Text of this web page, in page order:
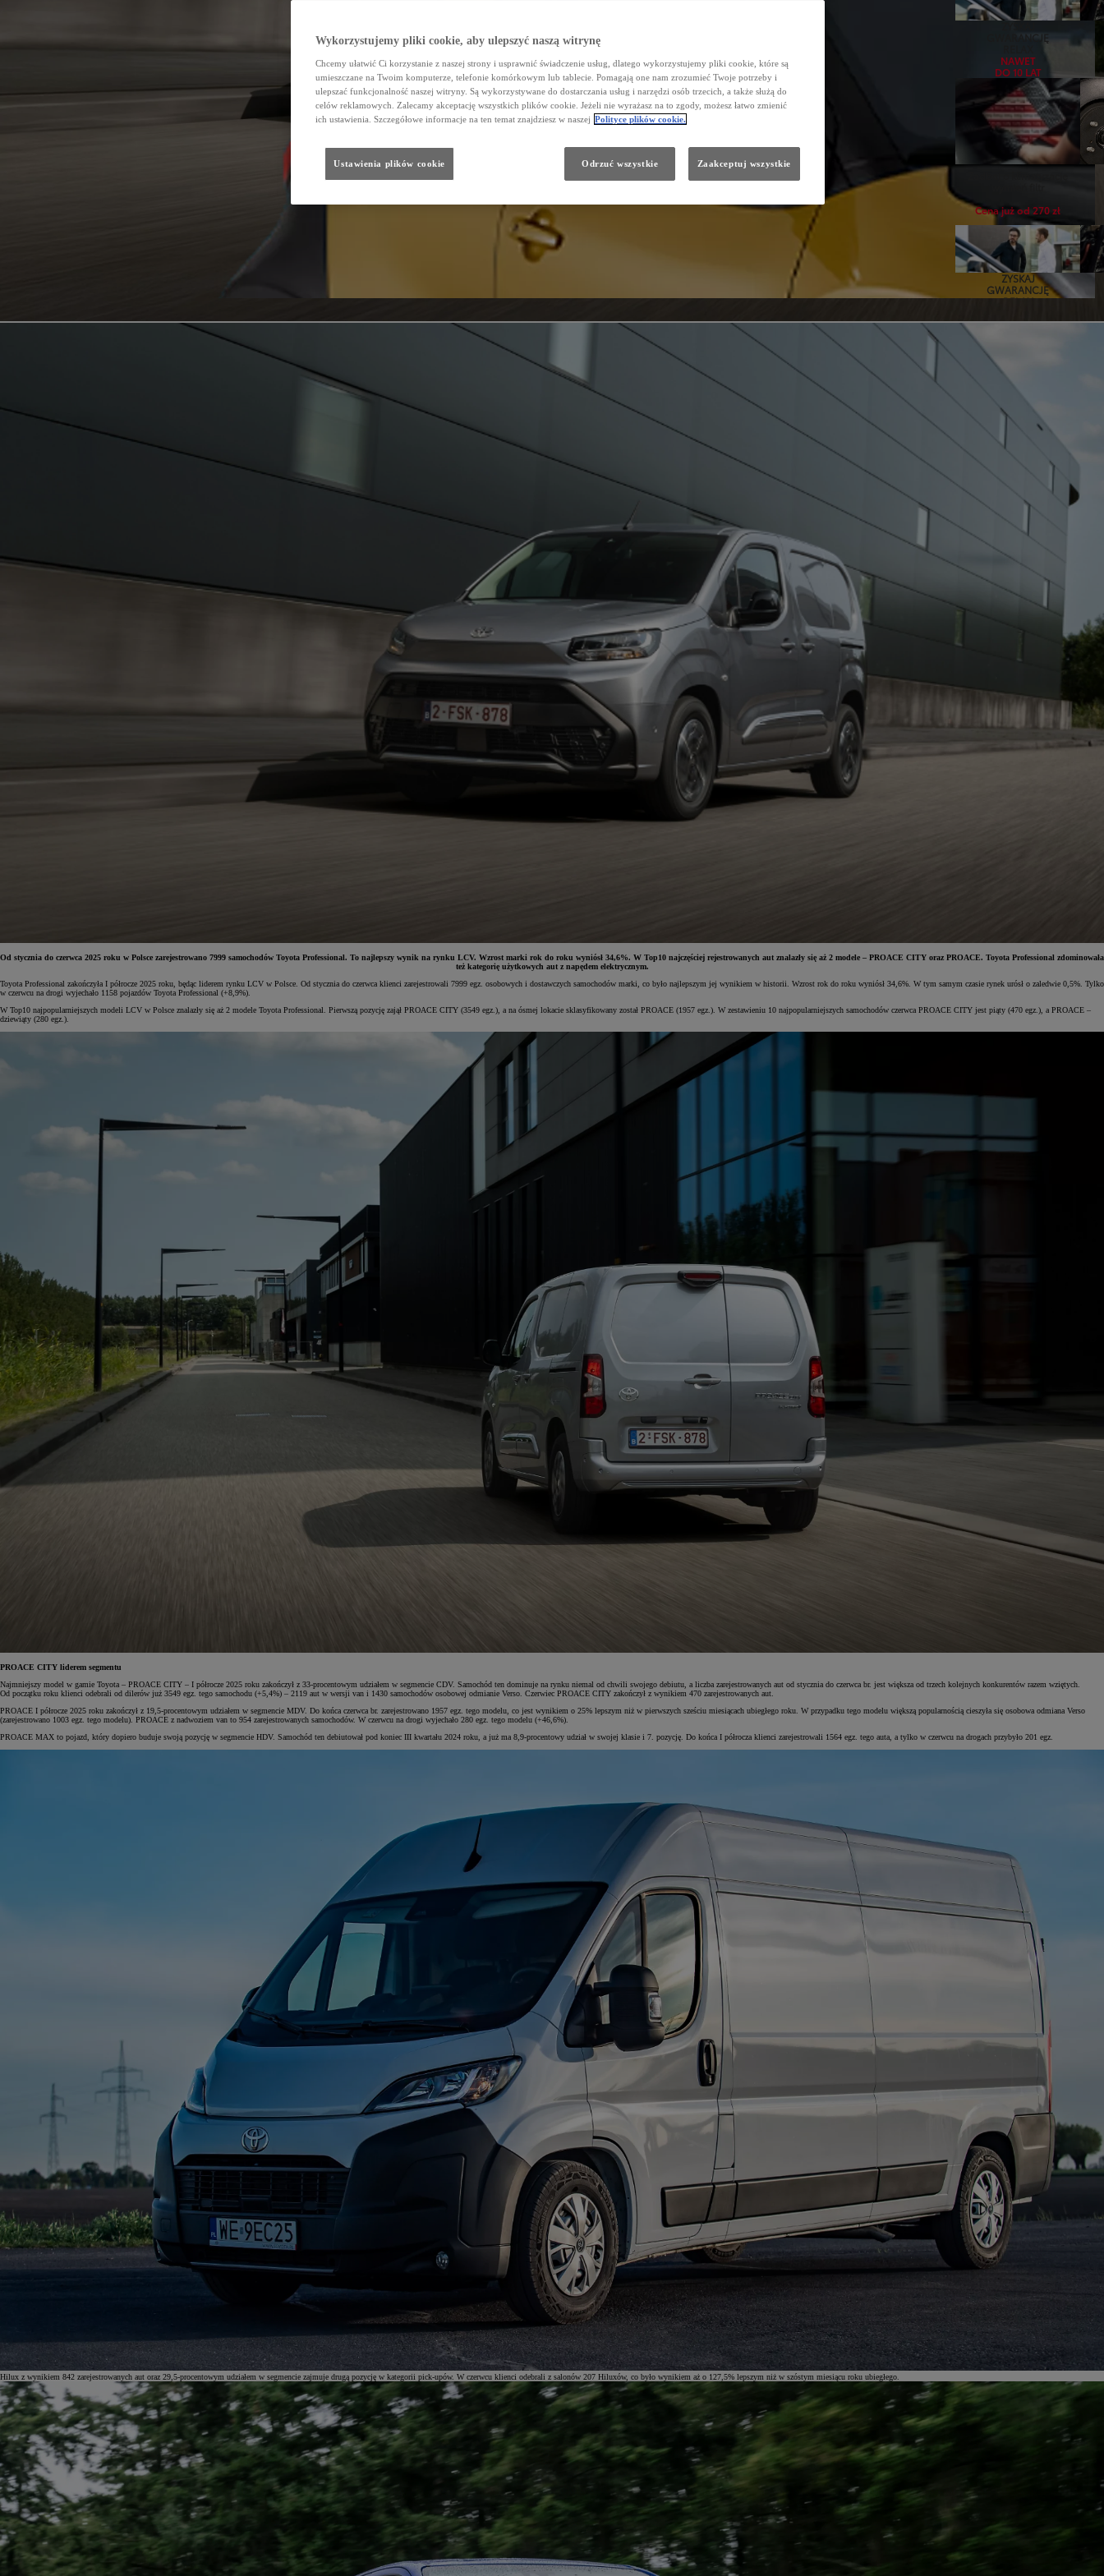
Od81 900 zł
Yaris Cross
HYBRID
GWARANCJĘ
NAWET
DO 10 LAT
Cena już od 270 zł
ZYSKAJ
GWARANCJĘ
RELAX
DO 10 LAT
Zadbaj o klimatyzację
Cena już od 270 zł
ZYSKAJ
RELAX
NAWET
wymień filtr
Od stycznia do czerwca 2025 roku w Polsce zarejestrowano 7999 samochodów Toyota Professional. To najlepszy wynik na rynku LCV. Wzrost marki rok do roku wyniósł 34,6%. W Top10 najczęściej rejestrowanych aut znalazły się aż 2 modele – PROACE CITY oraz PROACE. Toyota Professional zdominowała
też kategorię użytkowych aut z napędem elektrycznym.
Toyota Professional zakończyła I półrocze 2025 roku, będąc liderem rynku LCV w Polsce. Od stycznia do czerwca klienci zarejestrowali 7999 egz. osobowych i dostawczych samochodów marki, co było najlepszym jej wynikiem w historii. Wzrost rok do roku wyniósł 34,6%. W tym samym czasie rynek urósł o zaledwie 0,5%. Tylko
w czerwcu na drogi wyjechało 1158 pojazdów Toyota Professional (+8,9%).
W Top10 najpopularniejszych modeli LCV w Polsce znalazły się aż 2 modele Toyota Professional. Pierwszą pozycję zajął PROACE CITY (3549 egz.), a na ósmej lokacie sklasyfikowany został PROACE (1957 egz.). W zestawieniu 10 najpopularniejszych samochodów czerwca PROACE CITY jest piąty (470 egz.), a PROACE –
dziewiąty (280 egz.).
PROACE CITY liderem segmentu
Najmniejszy model w gamie Toyota – PROACE CITY – I półrocze 2025 roku zakończył z 33-procentowym udziałem w segmencie CDV. Samochód ten dominuje na rynku niemal od chwili swojego debiutu, a liczba zarejestrowanych aut od stycznia do czerwca br. jest większa od trzech kolejnych konkurentów razem wziętych.
Od początku roku klienci odebrali od dilerów już 3549 egz. tego samochodu (+5,4%) – 2119 aut w wersji van i 1430 samochodów osobowej odmianie Verso. Czerwiec PROACE CITY zakończył z wynikiem 470 zarejestrowanych aut.
PROACE I półrocze 2025 roku zakończył z 19,5-procentowym udziałem w segmencie MDV. Do końca czerwca br. zarejestrowano 1957 egz. tego modelu, co jest wynikiem o 25% lepszym niż w pierwszych sześciu miesiącach ubiegłego roku. W przypadku tego modelu większą popularnością cieszyła się osobowa odmiana Verso
(zarejestrowano 1003 egz. tego modelu). PROACE z nadwoziem van to 954 zarejestrowanych samochodów. W czerwcu na drogi wyjechało 280 egz. tego modelu (+46,6%).
PROACE MAX to pojazd, który dopiero buduje swoją pozycję w segmencie HDV. Samochód ten debiutował pod koniec III kwartału 2024 roku, a już ma 8,9-procentowy udział w swojej klasie i 7. pozycję. Do końca I półrocza klienci zarejestrowali 1564 egz. tego auta, a tylko w czerwcu na drogach przybyło 201 egz.
Hilux z wynikiem 842 zarejestrowanych aut oraz 29,5-procentowym udziałem w segmencie zajmuje drugą pozycję w kategorii pick-upów. W czerwcu klienci odebrali z salonów 207 Hiluxów, co było wynikiem aż o 127,5% lepszym niż w szóstym miesiącu roku ubiegłego.
Wykorzystujemy pliki cookie, aby ulepszyć naszą witrynę
Chcemy ułatwić Ci korzystanie z naszej strony i usprawnić świadczenie usług, dlatego wykorzystujemy pliki cookie, które są
umieszczane na Twoim komputerze, telefonie komórkowym lub tablecie. Pomagają one nam zrozumieć Twoje potrzeby i
ulepszać funkcjonalność naszej witryny. Są wykorzystywane do dostarczania usług i narzędzi osób trzecich, a także służą do
celów reklamowych. Zalecamy akceptację wszystkich plików cookie. Jeżeli nie wyrażasz na to zgody, możesz łatwo zmienić
ich ustawienia. Szczegółowe informacje na ten temat znajdziesz w naszej Polityce plików cookie.
Odrzuć wszystkie Zaakceptuj wszystkie
Ustawienia plików cookie